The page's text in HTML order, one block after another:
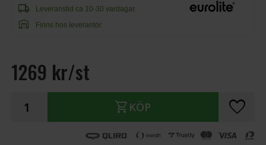
local_shipping Leveranstid ca 10-30 vardagar.
warehouse Finns hos leverantör.
1269 kr/st
shopping_cart KÖP favorite